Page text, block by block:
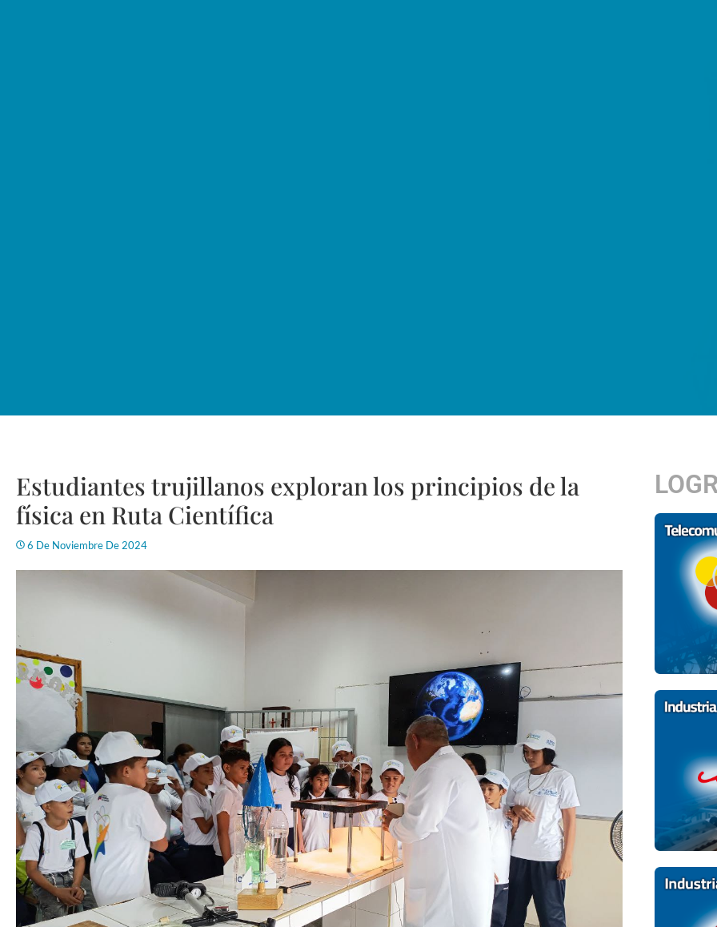
Estudiantes trujillanos exploran los principios de la
física en Ruta Científica
6 De Noviembre De 2024